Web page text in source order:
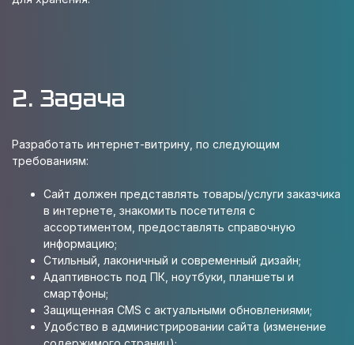
2. Задача
Разработать интернет-витрину, по следующим
требованиям:
Сайт должен представлять товары/услуги заказчика
в интернете, знакомить посетителя с
ассортиментом, предоставлять справочную
информацию;
Стильный, лаконичный и современный дизайн;
Адаптивность под ПК, ноутбуки, планшеты и
смартфоны;
Защищенная CMS с актуальными обновлениями;
Удобство в администрировании сайта (изменение